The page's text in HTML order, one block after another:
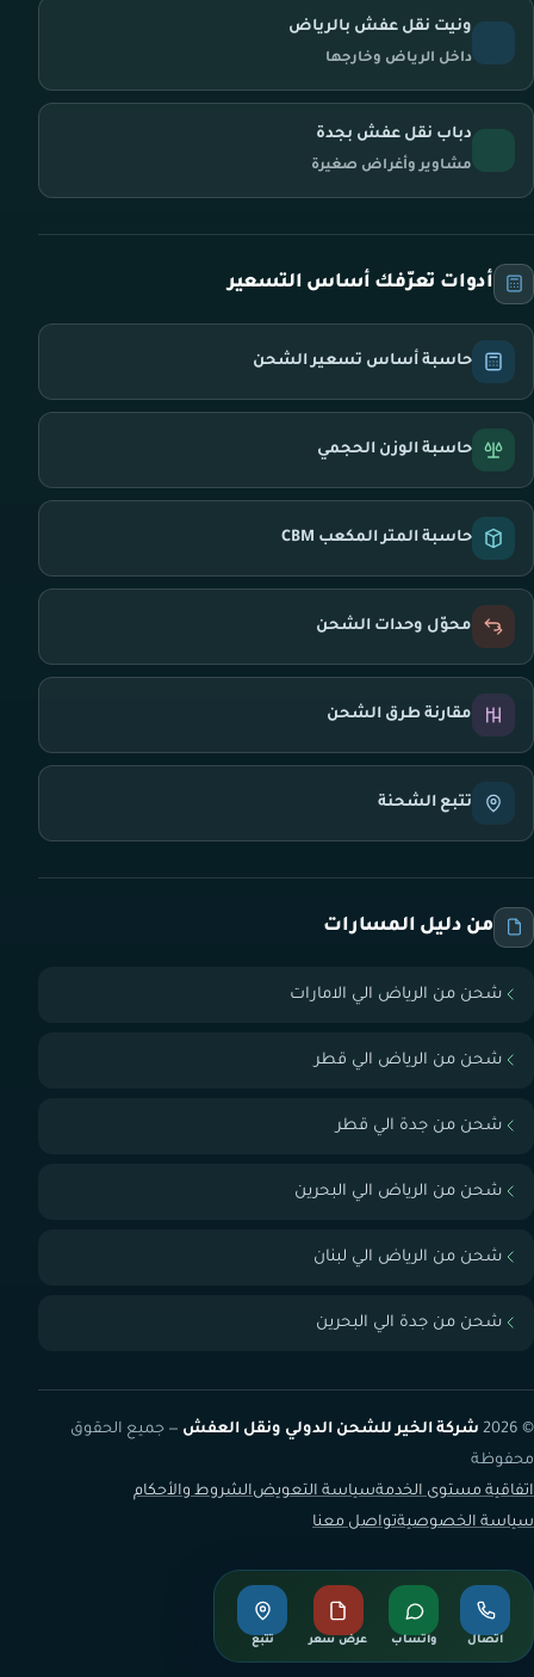
ونيت نقل عفش بالرياض
داخل الرياض وخارجها
دباب نقل عفش بجدة
مشاوير وأغراض صغيرة
أدوات تعرّفك أساس التسعير
حاسبة أساس تسعير الشحن
حاسبة الوزن الحجمي
حاسبة المتر المكعب CBM
محوّل وحدات الشحن
مقارنة طرق الشحن
تتبع الشحنة
من دليل المسارات
شحن من الرياض الي الامارات
شحن من الرياض الي قطر
شحن من جدة الي قطر
شحن من الرياض الي البحرين
شحن من الرياض الي لبنان
شحن من جدة الي البحرين
© 2026 شركة الخير للشحن الدولي ونقل العفش — جميع الحقوق
محفوظة
اتفاقية مستوى الخدمةسياسة التعويضالشروط والأحكام
سياسة الخصوصيةتواصل معنا
اتصال واتساب عرض سعر تتبع